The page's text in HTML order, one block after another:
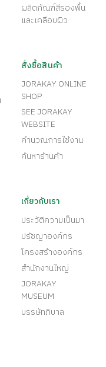
ผลิตภัณฑ์สีรองพื้น
และเคลือบผิว
สั่งซื้อสินค้า
JORAKAY ONLINE
SHOP
SEE JORAKAY
WEBSITE
คำนวณการใช้งาน
ค้นหาร้านค้า
เกี่ยวกับเรา
ประวัติความเป็นมา
ปรัชญาองค์กร
โครงสร้างองค์กร
สำนักงานใหญ่
JORAKAY
MUSEUM
บรรษัทภิบาล